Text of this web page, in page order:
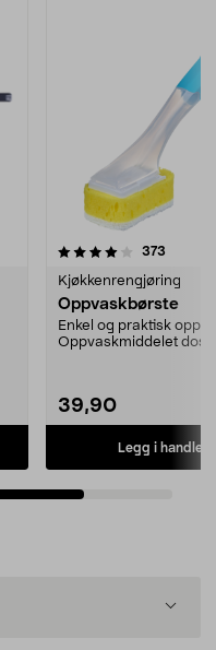
373
Kjøkkenrengjøring
Oppvaskbørste
Enkel og praktisk
Oppvaskmiddelet
39,90
Legg i